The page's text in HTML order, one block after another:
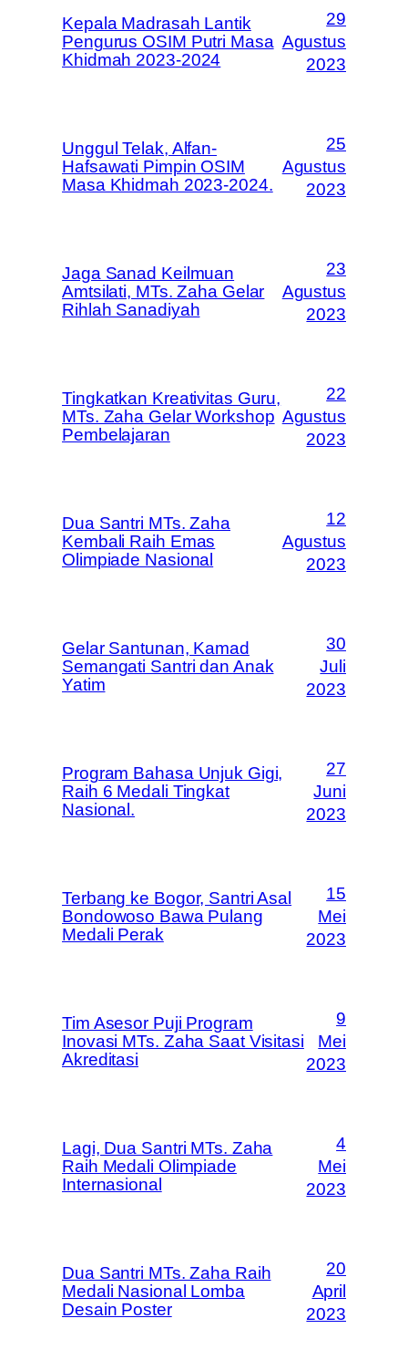
Kepala Madrasah Lantik
Pengurus OSIM Putri Masa
Khidmah 2023-2024
29
Agustus
2023
Unggul Telak, Alfan-
Hafsawati Pimpin OSIM
Masa Khidmah 2023-2024.
25
Agustus
2023
Jaga Sanad Keilmuan
Amtsilati, MTs. Zaha Gelar
Rihlah Sanadiyah
23
Agustus
2023
Tingkatkan Kreativitas Guru,
MTs. Zaha Gelar Workshop
Pembelajaran
22
Agustus
2023
Dua Santri MTs. Zaha
Kembali Raih Emas
Olimpiade Nasional
12
Agustus
2023
Gelar Santunan, Kamad
Semangati Santri dan Anak
Yatim
30
Juli
2023
Program Bahasa Unjuk Gigi,
Raih 6 Medali Tingkat
Nasional.
27
Juni
2023
Terbang ke Bogor, Santri Asal
Bondowoso Bawa Pulang
Medali Perak
15
Mei
2023
Tim Asesor Puji Program
Inovasi MTs. Zaha Saat Visitasi
Akreditasi
9
Mei
2023
Lagi, Dua Santri MTs. Zaha
Raih Medali Olimpiade
Internasional
4
Mei
2023
Dua Santri MTs. Zaha Raih
Medali Nasional Lomba
Desain Poster
20
April
2023